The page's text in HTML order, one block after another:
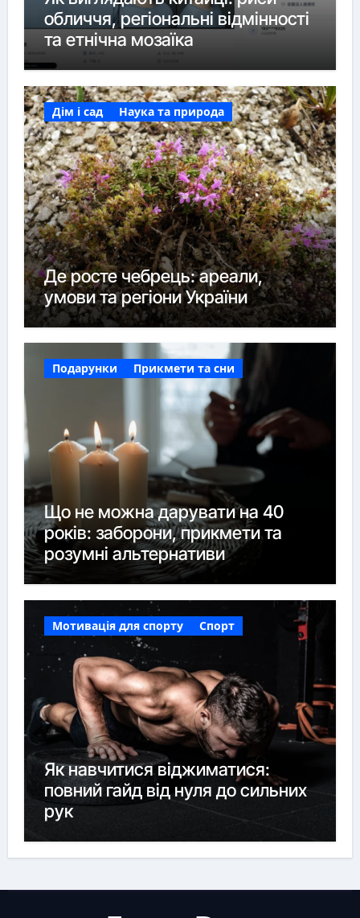
обличчя, регіональні відмінності
та етнічна мозаїка
Дім і сад Наука та природа
Де росте чебрець: ареали,
умови та регіони України
Подарунки Прикмети та сни
Що не можна дарувати на 40
років: заборони, прикмети та
розумні альтернативи
Мотивація для спорту Спорт
Як навчитися віджиматися:
повний гайд від нуля до сильних
рук